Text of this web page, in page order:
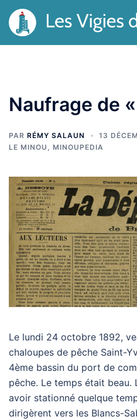
Aller
au
contenu
Naufrage de
PAR RÉMY SALAUN
13
LE MINOU
MINOUPEDIA
Le lundi 24 octobre 1892,
chaloupes de pêche Saint-
4ème bassin du port de
pêche. Le temps était beau.
avoir stationné quelque
dirigèrent vers les Blancs-